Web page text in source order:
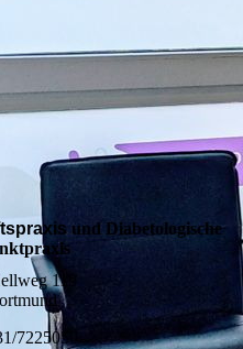
und Diabetologische
119
7225050